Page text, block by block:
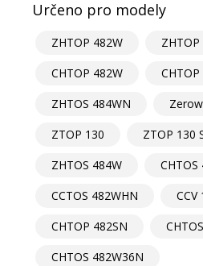
Určeno pro modely
ZHTOP 482W
ZHTOP
CHTOP 482W
CHTOP
ZHTOS 484WN
ZTOP 130
ZTOP 130
ZHTOS 484W
CHTOS
CCTOS 482WHN
CCV
CHTOP 482SN
CHTOS 482W36N